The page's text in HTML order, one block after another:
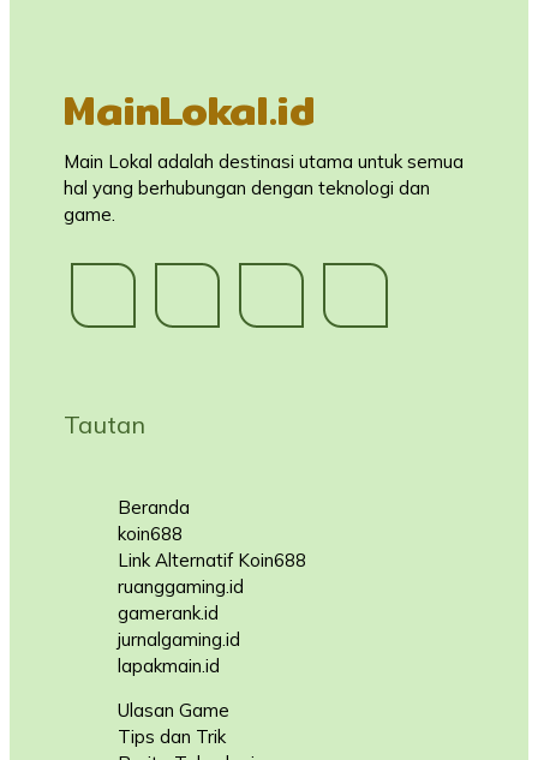
MainLokal.id
Main Lokal adalah destinasi utama untuk semua
hal yang berhubungan dengan teknologi dan
game.
Tautan
Beranda
koin688
Link Alternatif Koin688
ruanggaming.id
gamerank.id
jurnalgaming.id
lapakmain.id
Ulasan Game
Tips dan Trik